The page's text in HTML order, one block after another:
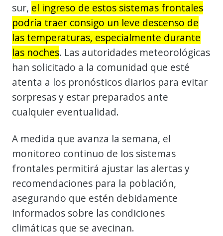
sur, el ingreso de estos sistemas frontales
podría traer consigo un leve descenso de
las temperaturas, especialmente durante
las noches. Las autoridades meteorológicas
han solicitado a la comunidad que esté
atenta a los pronósticos diarios para evitar
sorpresas y estar preparados ante
cualquier eventualidad.
A medida que avanza la semana, el
monitoreo continuo de los sistemas
frontales permitirá ajustar las alertas y
recomendaciones para la población,
asegurando que estén debidamente
informados sobre las condiciones
climáticas que se avecinan.